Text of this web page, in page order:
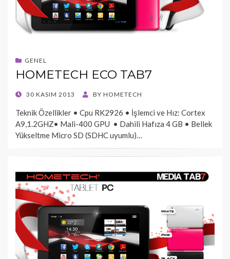
GENEL
HOMETECH ECO TAB7
POSTED
30 KASIM 2013 BY HOMETECH
Teknik Özellikler • Cpu RK2926 • İşlemci ve Hız: Cortex
A9,1.2GHZ• Mali-400 GPU • Dahili Hafıza 4 GB • Bellek
Yükseltme Micro SD (SDHC uyumlu)…